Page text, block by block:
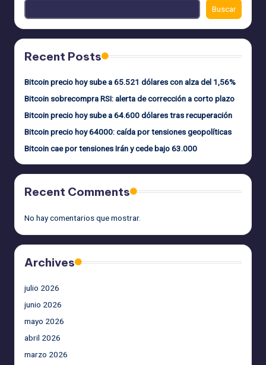
Buscar
Recent Posts
Bitcoin precio hoy sube a 65.521 dólares con alza del 1,56%
Bitcoin sobrecompra RSI: alerta de corrección a corto plazo
Bitcoin precio hoy sube a 64.600 dólares tras recuperación
Bitcoin precio hoy 64000: caída por tensiones geopolíticas
Bitcoin cae por tensiones Irán y cede bajo 63.000
Recent Comments
No hay comentarios que mostrar.
Archives
julio 2026
junio 2026
mayo 2026
abril 2026
marzo 2026